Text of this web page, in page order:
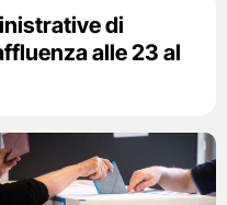
di
alle 23 al